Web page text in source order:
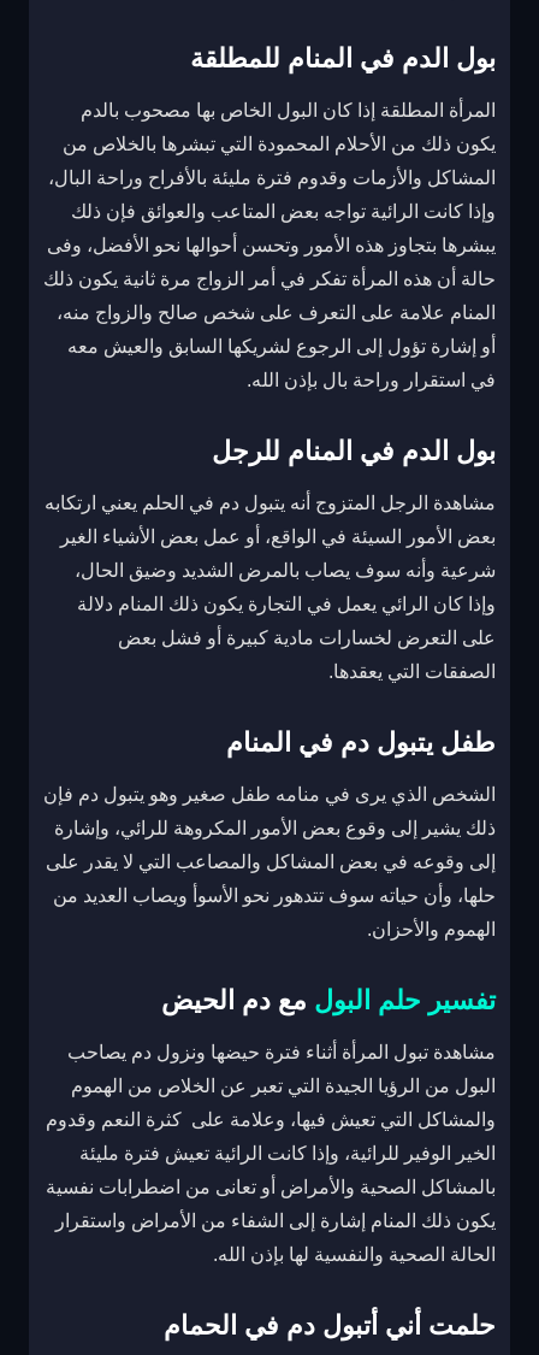
بول الدم في المنام للمطلقة
المرأة المطلقة إذا كان البول الخاص بها مصحوب بالدم
يكون ذلك من الأحلام المحمودة التي تبشرها بالخلاص من
المشاكل والأزمات وقدوم فترة مليئة بالأفراح وراحة البال،
وإذا كانت الرائية تواجه بعض المتاعب والعوائق فإن ذلك
يبشرها بتجاوز هذه الأمور وتحسن أحوالها نحو الأفضل، وفى
حالة أن هذه المرأة تفكر في أمر الزواج مرة ثانية يكون ذلك
المنام علامة على التعرف على شخص صالح والزواج منه،
أو إشارة تؤول إلى الرجوع لشريكها السابق والعيش معه
في استقرار وراحة بال بإذن الله.
بول الدم في المنام للرجل
مشاهدة الرجل المتزوج أنه يتبول دم في الحلم يعني ارتكابه
بعض الأمور السيئة في الواقع، أو عمل بعض الأشياء الغير
شرعية وأنه سوف يصاب بالمرض الشديد وضيق الحال،
وإذا كان الرائي يعمل في التجارة يكون ذلك المنام دلالة
على التعرض لخسارات مادية كبيرة أو فشل بعض
الصفقات التي يعقدها.
طفل يتبول دم في المنام
الشخص الذي يرى في منامه طفل صغير وهو يتبول دم فإن
ذلك يشير إلى وقوع بعض الأمور المكروهة للرائي، وإشارة
إلى وقوعه في بعض المشاكل والمصاعب التي لا يقدر على
حلها، وأن حياته سوف تتدهور نحو الأسوأ ويصاب العديد من
الهموم والأحزان.
تفسير حلم البول مع دم الحيض
مشاهدة تبول المرأة أثناء فترة حيضها ونزول دم يصاحب
البول من الرؤيا الجيدة التي تعبر عن الخلاص من الهموم
والمشاكل التي تعيش فيها، وعلامة على كثرة النعم وقدوم
الخير الوفير للرائية، وإذا كانت الرائية تعيش فترة مليئة
بالمشاكل الصحية والأمراض أو تعانى من اضطرابات نفسية
يكون ذلك المنام إشارة إلى الشفاء من الأمراض واستقرار
الحالة الصحية والنفسية لها بإذن الله.
حلمت أني أتبول دم في الحمام